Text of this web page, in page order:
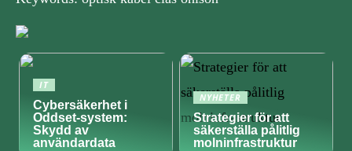
IT
Cybersäkerhet i
Oddset-system:
Skydd av
användardata
NYHETER
Strategier för att
säkerställa pålitlig
molninfrastruktur